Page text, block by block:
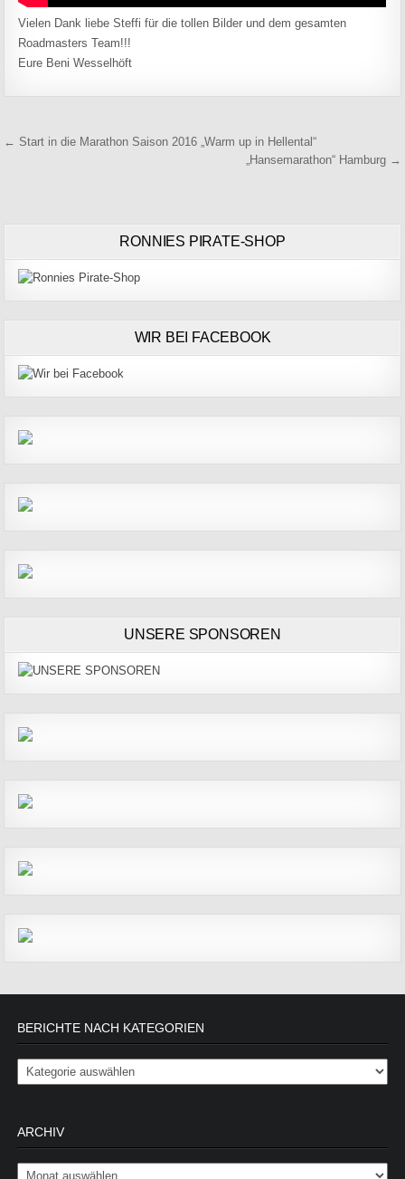
Vielen Dank liebe Steffi für die tollen Bilder und dem gesamten
Roadmasters Team!!!
Eure Beni Wesselhöft
Beitragsnavigation
← Start in die Marathon Saison 2016 „Warm up in Hellental“
„Hansemarathon“ Hamburg →
RONNIES PIRATE-SHOP
WIR BEI FACEBOOK
UNSERE SPONSOREN
BERICHTE NACH KATEGORIEN
Berichte nach Kategorien
ARCHIV
Archiv